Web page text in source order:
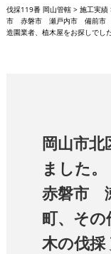
伐採119番 岡山管轄> 施工実績
市 赤磐市 瀬戸内市 備前市 和
造園業者、植木屋をお探しでし
岡山市
ました
赤磐市
町、その
木の伐採